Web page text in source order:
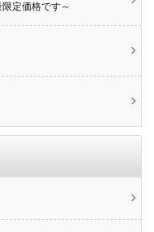
定価格です～